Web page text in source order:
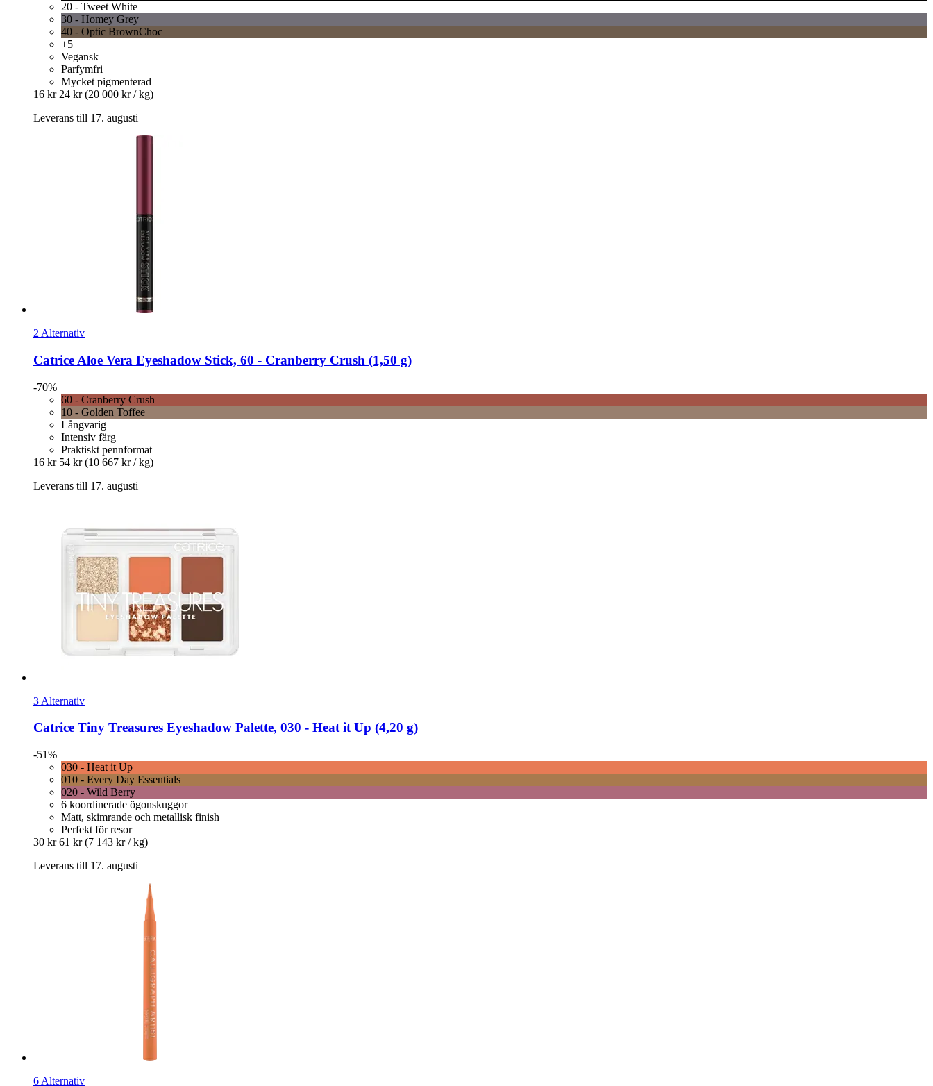
20 - Tweet White
30 - Homey Grey
40 - Optic BrownChoc
+5
Vegansk
Parfymfri
Mycket pigmenterad
16 kr 24 kr (20 000 kr / kg)
Leverans till 17. augusti
2 Alternativ
Catrice Aloe Vera Eyeshadow Stick, 60 -​ Cranberry Crush (1,50 g)
-70%
60 - Cranberry Crush
10 - Golden Toffee
Långvarig
Intensiv färg
Praktiskt pennformat
16 kr 54 kr (10 667 kr / kg)
Leverans till 17. augusti
3 Alternativ
Catrice Tiny Treasures Eyeshadow Palette, 030 -​ Heat it Up (4,20 g)
-51%
030 - Heat it Up
010 - Every Day Essentials
020 - Wild Berry
6 koordinerade ögonskuggor
Matt, skimrande och metallisk finish
Perfekt för resor
30 kr 61 kr (7 143 kr / kg)
Leverans till 17. augusti
6 Alternativ